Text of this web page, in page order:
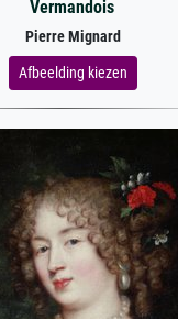
Vermandois
Pierre Mignard
Afbeelding kiezen